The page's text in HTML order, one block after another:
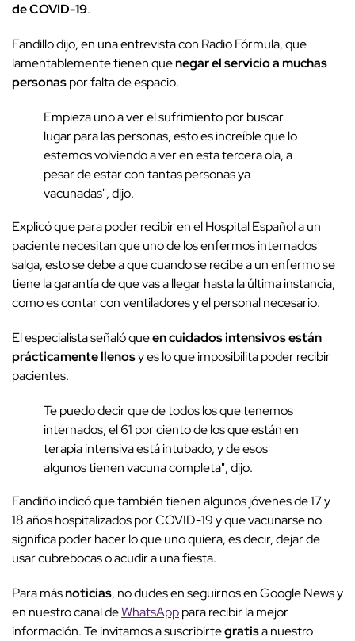
de COVID-19.
Fandillo dijo, en una entrevista con Radio Fórmula, que
lamentablemente tienen quenegar el servicio a muchas
personaspor falta de espacio.
Empieza uno a ver el sufrimiento por buscar
lugar para las personas, esto es increíble que lo
estemos volviendo a ver en esta tercera ola, a
pesar de estar con tantas personas ya
vacunadas", dijo.
Explicó que para poder recibir en el Hospital Español a un
paciente necesitan que uno de los enfermos internados
salga, esto se debe a que cuando se recibe a un enfermo se
tiene la garantía de que vas a llegar hasta la última instancia,
como es contar con ventiladores y el personal necesario.
El especialista señaló queen cuidados intensivos están
prácticamente llenosy es lo que imposibilita poder recibir
pacientes.
Te puedo decir que de todos los que tenemos
internados, el 61 por ciento de los que están en
terapia intensiva está intubado, y de esos
algunos tienen vacuna completa", dijo.
Fandiño indicó que también tienen algunos jóvenes de 17 y
18 años hospitalizados por COVID-19 y que vacunarse no
significa poder hacer lo que uno quiera, es decir, dejar de
usar cubrebocas o acudir a una fiesta.
Para másnoticias, no dudes en seguirnos en Google News y
en nuestro canal deWhatsApppara recibir la mejor
información. Te invitamos a suscribirtegratisa nuestro